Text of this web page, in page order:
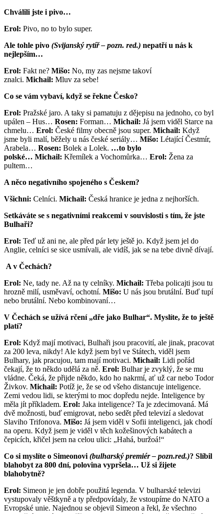
Chválili jste i pivo…
Erol: Pivo, no to bylo super.
Ale tohle pivo (Svijanský rytíř – pozn. red.) nepatří u nás k
nejlepším…
Erol: Fakt ne? Mišo: No, my zas nejsme takoví
znalci. Michail: Mluv za sebe!
Co se vám vybaví, když se řekne Česko?
Erol: Pražské jaro. A taky si pamatuju z dějepisu na jednoho, co byl
upálen – Hus… Rosen: Forman… Michail: Já jsem viděl Starce na
chmelu… Erol: České filmy obecně jsou super. Michail: Když
jsme byli malí, běžely u nás české seriály… Mišo: Létající Čestmír,
Arabela… Rosen: Bolek a Lolek. …to bylo
polské… Michail: Křemílek a Vochomůrka… Erol: Žena za
pultem…
A něco negativního spojeného s Českem?
Všichni: Celníci. Michail: Česká hranice je jedna z nejhorších.
Setkáváte se s negativními reakcemi v souvislosti s tím, že jste
Bulhaři?
Erol: Teď už ani ne, ale před pár lety ještě jo. Když jsem jel do
Anglie, celníci se sice usmívali, ale vidíš, jak se na tebe divně dívají.
A v Čechách?
Erol: Ne, tady ne. Až na ty celníky. Michail: Třeba policajti jsou tu
hrozně milí, usměvaví, ochotní. Mišo: U nás jsou brutální. Buď tupí
nebo brutální. Nebo kombinovaní…
V Čechách se užívá rčení „dře jako Bulhar“. Myslíte, že to ještě
platí?
Erol: Když mají motivaci, Bulhaři jsou pracovití, ale jinak, pracovat
za 200 leva, nikdy! Ale když jsem byl ve Státech, viděl jsem
Bulhary, jak pracujou, tam mají motivaci. Michail: Lidi pořád
čekají, že to někdo udělá za ně. Erol: Bulhar je zvyklý, že se mu
vládne. Čeká, že přijde někdo, kdo ho nakrmí, ať už car nebo Todor
Živkov. Michail: Potíž je, že se od všeho distancuje inteligence.
Zemi vedou lidi, se kterými to moc dopředu nejde. Inteligence by
měla jít příkladem. Erol: Jaka inteligence? Ta je zdecimovaná. Má
dvě možnosti, buď emigrovat, nebo sedět před televizí a sledovat
Slaviho Trifonova. Mišo: Já jsem viděl v Sofii inteligenci, jak chodí
na operu. Když jsem je viděl v těch kožešinových kabátech a
čepicích, křičel jsem na celou ulici: „Hahá, buržoá!“
Co si myslíte o Simeonovi (bulharský premiér – pozn.red.)? Slíbil
blahobyt za 800 dní, polovina vypršela… Už si žijete
blahobytně?
Erol: Simeon je jen dobře použitá legenda. V bulharské televizi
vystupovaly věštkyně a ty předpovídaly, že vstoupíme do NATO a
Evropské unie. Najednou se objevil Simeon a řekl, že všechno